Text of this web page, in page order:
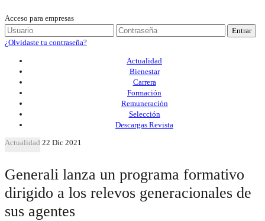
Acceso para empresas
Entrar
¿Olvidaste tu contraseña?
Actualidad
Bienestar
Carrera
Formación
Remuneración
Selección
Descargas Revista
Actualidad 22 Dic 2021
Generali lanza un programa formativo
dirigido a los relevos generacionales de
sus agentes